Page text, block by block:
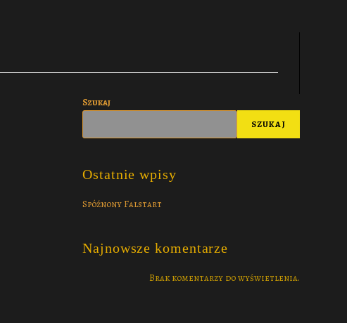
Szukaj
SZUKAJ
Ostatnie wpisy
Spóźnony Falstart
Najnowsze komentarze
Brak komentarzy do wyświetlenia.